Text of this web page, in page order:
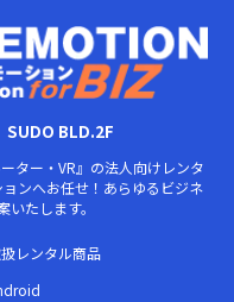
BLD.2F
ター・VR』の法人向けレンタ
ンへお任せ！あらゆるビジネ
たします。
レンタル商品